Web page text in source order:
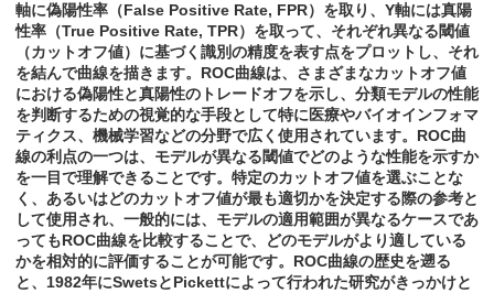
軸に偽陽性率（False Positive Rate, FPR）を取り、Y軸には真陽
性率（True Positive Rate, TPR）を取って、それぞれ異なる閾値
（カットオフ値）に基づく識別の精度を表す点をプロットし、それ
を結んで曲線を描きます。ROC曲線は、さまざまなカットオフ値
における偽陽性と真陽性のトレードオフを示し、分類モデルの性能
を判断するための視覚的な手段として特に医療やバイオインフォマ
ティクス、機械学習などの分野で広く使用されています。ROC曲
線の利点の一つは、モデルが異なる閾値でどのような性能を示すか
を一目で理解できることです。特定のカットオフ値を選ぶことな
く、あるいはどのカットオフ値が最も適切かを決定する際の参考と
して使用され、一般的には、モデルの適用範囲が異なるケースであ
ってもROC曲線を比較することで、どのモデルがより適している
かを相対的に評価することが可能です。ROC曲線の歴史を遡る
と、1982年にSwetsとPickettによって行われた研究がきっかけと